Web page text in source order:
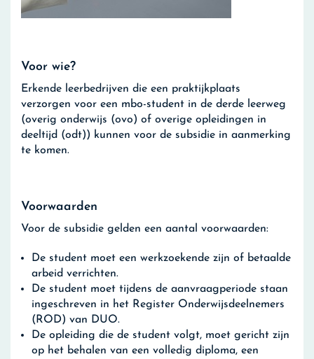
Voor wie?
Erkende leerbedrijven die een praktijkplaats
verzorgen voor een mbo-student in de derde leerweg
(overig onderwijs (ovo) of overige opleidingen in
deeltijd (odt)) kunnen voor de subsidie in aanmerking
te komen.
Voorwaarden
Voor de subsidie gelden een aantal voorwaarden:
De student moet een werkzoekende zijn of betaalde
arbeid verrichten.
De student moet tijdens de aanvraagperiode staan
ingeschreven in het Register Onderwijsdeelnemers
(ROD) van DUO.
De opleiding die de student volgt, moet gericht zijn
op het behalen van een volledig diploma, een